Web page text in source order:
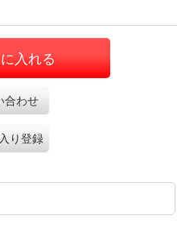
入れる
合わせ
り登録